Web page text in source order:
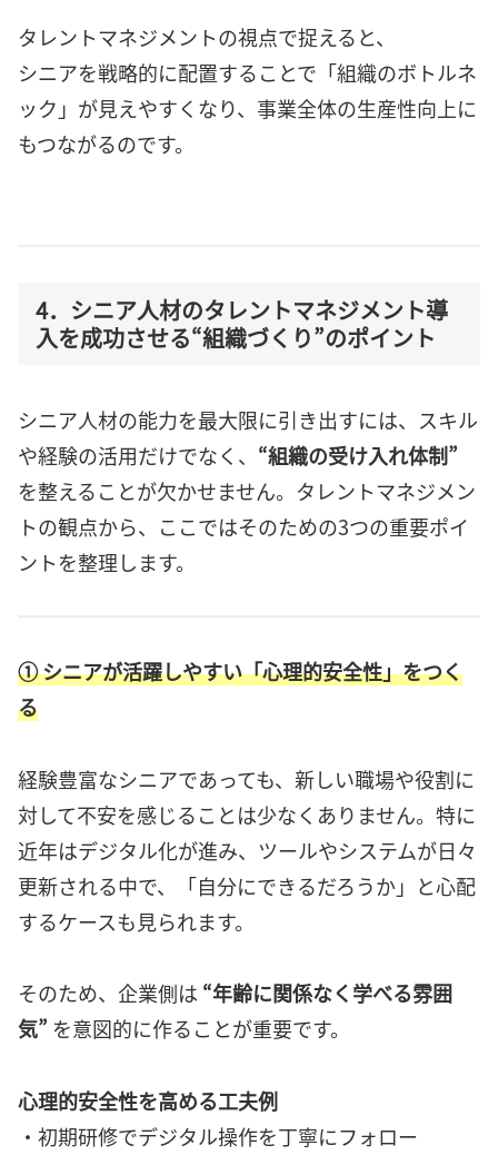
タレントマネジメントの視点で捉えると、
シニアを戦略的に配置することで「組織のボトルネ
ック」が見えやすくなり、事業全体の生産性向上に
もつながるのです。
4．シニア人材のタレントマネジメント導
入を成功させる“組織づくり”のポイント
シニア人材の能力を最大限に引き出すには、スキル
や経験の活用だけでなく、 “組織の受け入れ体制”
を整えることが欠かせません。タレントマネジメン
トの観点から、ここではそのための3つの重要ポイ
ントを整理します。
① シニアが活躍しやすい「心理的安全性」をつく
る
経験豊富なシニアであっても、新しい職場や役割に
対して不安を感じることは少なくありません。特に
近年はデジタル化が進み、ツールやシステムが日々
更新される中で、「自分にできるだろうか」と心配
するケースも見られます。
そのため、企業側は “年齢に関係なく学べる雰囲
気” を意図的に作ることが重要です。
心理的安全性を高める工夫例
・初期研修でデジタル操作を丁寧にフォロー